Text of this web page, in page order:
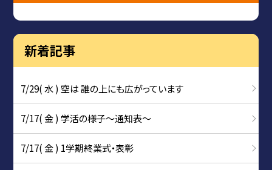
新着記事
7/29( 水 ) 空は 誰の上にも広がっています
7/17( 金 ) 学活の様子〜通知表〜
7/17( 金 ) 1学期終業式・表彰